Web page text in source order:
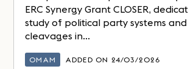
ERC Synergy Grant CLOSER,
study of political party systems
cleavages in...
OMAM ADDED ON 24/03/2026